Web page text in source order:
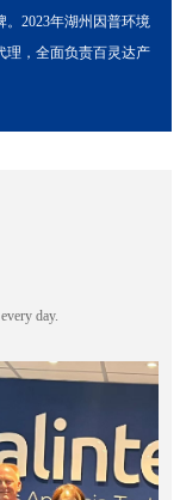
2023年湖州因普环境
理，全面负责百灵达产
day.